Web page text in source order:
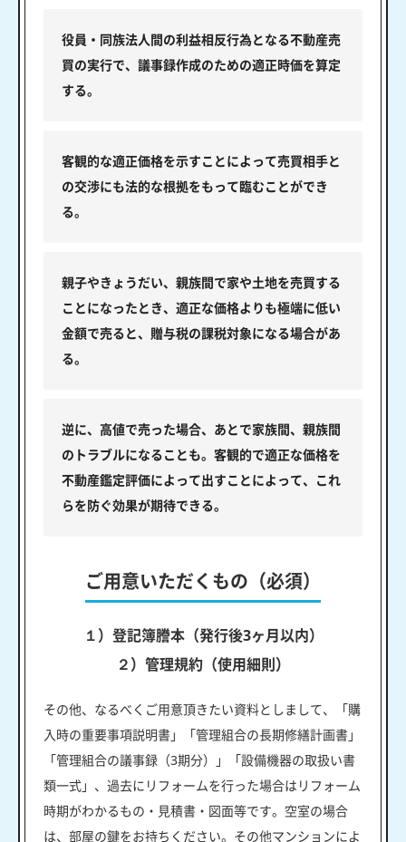
役員・同族法人間の利益相反行為となる不動産売
買の実行で、議事録作成のための適正時価を算定
する。
客観的な適正価格を示すことによって売買相手と
の交渉にも法的な根拠をもって臨むことができ
る。
親子やきょうだい、親族間で家や土地を売買する
ことになったとき、適正な価格よりも極端に低い
金額で売ると、贈与税の課税対象になる場合があ
る。
逆に、高値で売った場合、あとで家族間、親族間
のトラブルになることも。客観的で適正な価格を
不動産鑑定評価によって出すことによって、これ
らを防ぐ効果が期待できる。
ご用意いただくもの（必須）
１）登記簿謄本（発行後3ヶ月以内）
２）管理規約（使用細則）
その他、なるべくご用意頂きたい資料としまして、「購
入時の重要事項説明書」「管理組合の長期修繕計画書」
「管理組合の議事録（3期分）」「設備機器の取扱い書
類一式」、過去にリフォームを行った場合はリフォーム
時期がわかるもの・見積書・図面等です。空室の場合
は、部屋の鍵をお持ちください。その他マンションによ